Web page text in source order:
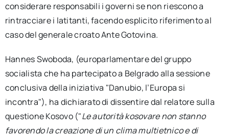
considerare responsabili i governi se non riescono a
rintracciare i latitanti, facendo esplicito riferimento al
caso del generale croato Ante Gotovina.
Hannes Swoboda, (europarlamentare del gruppo
socialista che ha partecipato a Belgrado alla sessione
conclusiva della iniziativa "Danubio, l’Europa si
incontra"), ha dichiarato di dissentire dal relatore sulla
questione Kosovo ("Le autorità kosovare non stanno
favorendo la creazione di un clima multietnico e di